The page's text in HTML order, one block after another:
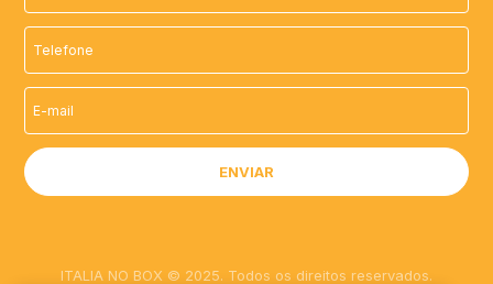
ITALIA NO BOX © 2025. Todos os direitos reservados.